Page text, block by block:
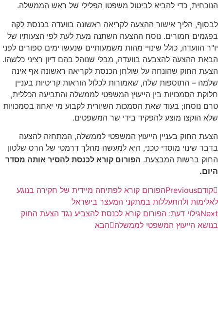
הנוכחית, כדי להביא לביטול משפטו הפלילי של ראש הממשלה.
לבסוף, הליך אישור ההצעה לקריאה ראשונה בוועדה בכנסת לקה
בפגמים חמורים. נוסח ההצעה השתנה מעת לעת לפי הצעותיו של
יו"ר הוועדה, כולל שינויי מהות משמעותיים שנעשו ימים ספורים לפני
הבאת ההצעה להצבעה בוועדה, מבלי שנוהל בהם דיון רציני כלשהו.
הצעת החוק שהונחה על שולחן הכנסת לקריאה ראשונה אף אינה
שלמה – התוספות שלה, שאמורות לכלול הוראות קריטיות בעניין
חלוקת הסמכויות בין הייעוץ המשפטי לממשלה והתביעה הכללית,
טרם נוסחו; בעוד שאת הסמכות השיורית לקבוע מי יאחוז בסמכויות
שלא הוקצו מוצע להפקיד בידי שר המשפטים.
הצעת החוק בעניין הייעוץ המשפטי לממשלה, המתחזה להצעה
בדבר שינוי מוסדי טכני, היא למעשה מהלך דרמטי של הרס שלטון
החוק ברשות המבצעת. הפורום קורא לכנסת להסיר אותה מסדר
היום.
קודםPreviousהפורום קורא לפתיחה מיידית של חקירה בנוגע
לאלימות ולהתעללות במתקני המעצר בישראל
Nextגילוי דעת: הפורום קורא לכנסת להצביע נגד הצעת החוק
בנושא הייעוץ המשפטי לממשלה הבא